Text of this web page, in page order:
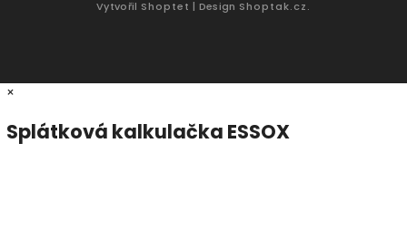
Vytvořil Shoptet | Design Shoptak.cz.
×
Splátková kalkulačka ESSOX